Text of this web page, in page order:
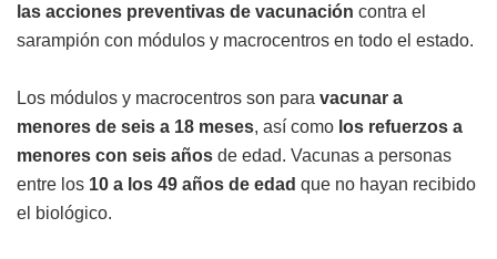
las acciones preventivas de vacunación contra el
sarampión con módulos y macrocentros en todo el estado.
Los módulos y macrocentros son para vacunar a
menores de seis a 18 meses, así como los refuerzos a
menores con seis años de edad. Vacunas a personas
entre los 10 a los 49 años de edad que no hayan recibido
el biológico.